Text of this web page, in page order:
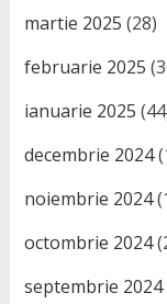
martie 2025 (28)
februarie 2025
ianuarie 2025
decembrie 2024
noiembrie 2024
octombrie 2024
septembrie 2024